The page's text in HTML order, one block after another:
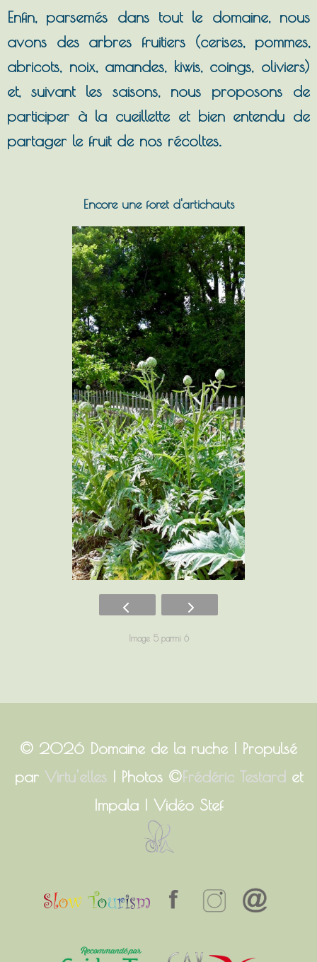
Enfin, parsemés dans tout le domaine, nous
avons des arbres fruitiers (cerises, pommes,
abricots, noix, amandes, kiwis, coings, oliviers)
et, suivant les saisons, nous proposons de
participer à la cueillette et bien entendu de
partager le fruit de nos récoltes.
Encore une foret d'artichauts
Image 5 parmi 6
© 2026 Domaine de la ruche | Propulsé
par Virtu'elles| Photos ©Frédéric Testard et
Impala | Vidéo Stef